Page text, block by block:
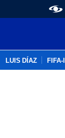
LUIS DÍAZ FIFA-